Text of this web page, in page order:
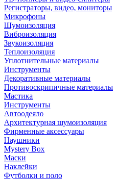
Регистраторы, видео, мониторы
Микрофоны
Шумоизоляция
Виброизоляция
Звукоизоляция
Теплоизоляция
Уплотнительные материалы
Инструменты
Декоративные материалы
Противоскрипичные материалы
Мастика
Инструменты
Автоодеяло
Архитектурная шумоизоляция
Фирменные аксессуары
Наушники
Mystery Box
Маски
Наклейки
Футболки и поло